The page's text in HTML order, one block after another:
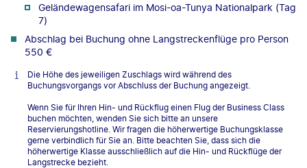
Geländewagensafari im Mosi-oa-Tunya Nationalpark (Tag
7)
Abschlag bei Buchung ohne Langstreckenflüge pro Person
550 €
Die Höhe des jeweiligen Zuschlags wird während des
Buchungsvorgangs vor Abschluss der Buchung angezeigt.
Wenn Sie für Ihren Hin- und Rückflug einen Flug der Business Class
buchen möchten, wenden Sie sich bitte an unsere
Reservierungshotline. Wir fragen die höherwertige Buchungsklasse
gerne verbindlich für Sie an. Bitte beachten Sie, dass sich die
höherwertige Klasse ausschließlich auf die Hin- und Rückflüge der
Langstrecke bezieht.